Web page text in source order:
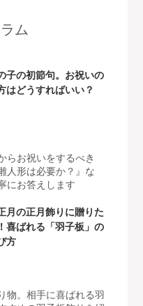
ム
子の初節句。お祝いの
はどうすればいい？
らお祝いをするべき
人形は必要か？』な
にお答えします
月の正月飾りに贈りた
喜ばれる「羽子板」の
方
物。相手に喜ばれる羽